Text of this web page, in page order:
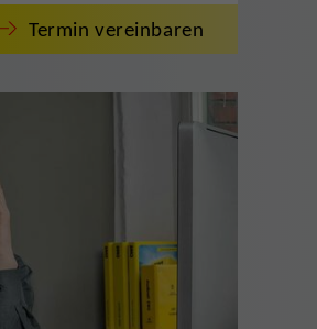
Termin vereinbaren